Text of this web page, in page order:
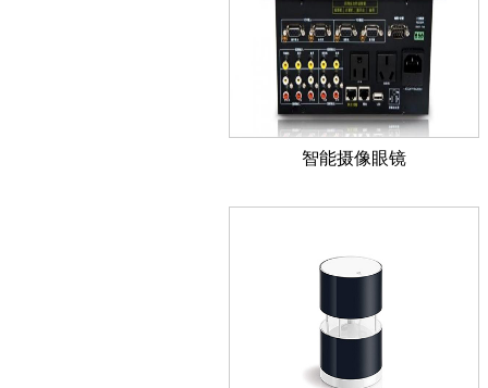
智能摄像眼镜